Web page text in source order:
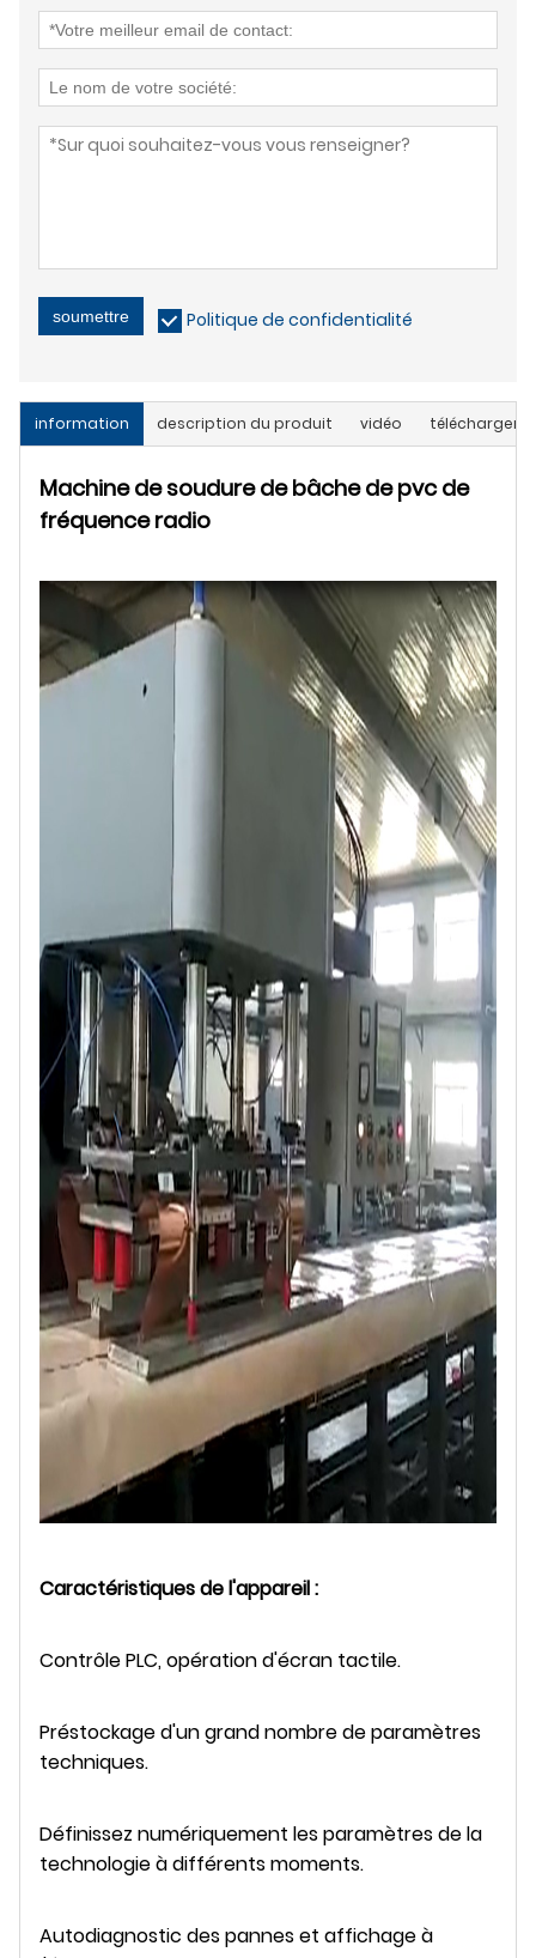
soumettre Politique de confidentialité
information description du produit vidéo télécharger
Machine de soudure de bâche de pvc de
fréquence radio
Caractéristiques de l'appareil :
Contrôle PLC, opération d'écran tactile.
Préstockage d'un grand nombre de paramètres
techniques.
Définissez numériquement les paramètres de la
technologie à différents moments.
Autodiagnostic des pannes et affichage à